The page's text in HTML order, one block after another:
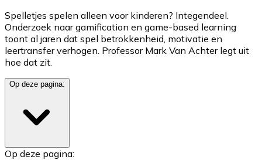
Spelletjes spelen alleen voor kinderen? Integendeel.
Onderzoek naar gamification en game-based learning
toont al jaren dat spel betrokkenheid, motivatie en
leertransfer verhogen. Professor Mark Van Achter legt uit
hoe dat zit.
Op deze pagina:
Op deze pagina: